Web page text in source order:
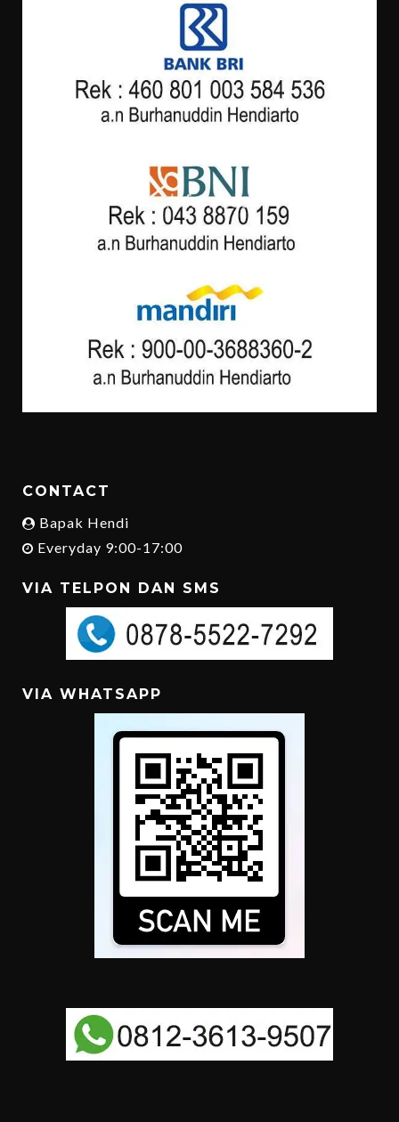
CONTACT
Bapak Hendi
Everyday 9:00-17:00
VIA TELPON DAN SMS
VIA WHATSAPP